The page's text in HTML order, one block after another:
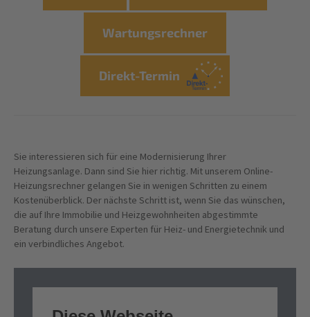
Wartungsrechner
Direkt-Termin
Sie interessieren sich für eine Modernisierung Ihrer
Heizungsanlage. Dann sind Sie hier richtig. Mit unserem Online-
Heizungsrechner gelangen Sie in wenigen Schritten zu einem
Kostenüberblick. Der nächste Schritt ist, wenn Sie das wünschen,
die auf Ihre Immobilie und Heizgewohnheiten abgestimmte
Beratung durch unsere Experten für Heiz- und Energietechnik und
ein verbindliches Angebot.